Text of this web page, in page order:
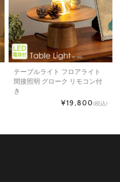
テーブルライト フロアライト
間接照明 グローク リモコン付
き
¥19,800(税込)